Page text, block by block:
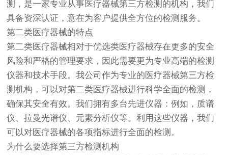
测 ，是一家专业从事 医疗器械第三方检测的机构，我们
具备资深认证，意在为客户提供全方位的检测服务。
第二类医疗器械的特点
第二类医疗器械相对于优选类医疗器械存在更多的安全
风险和严格的管理要求，因此需要更为专业高端的检测
仪器和技术手段。我公司作为专业的医疗器械第三方检
测机构，可以对第二类医疗器械进行科学全面的检测，
确保其安全有效。我们拥有多台先进仪器：例如，质谱
仪、拉曼光谱仪、元素分析仪等。利用这些仪器，我们
可以对医疗器械的各项指标进行全面的检测。
为什么要选择第三方检测机构